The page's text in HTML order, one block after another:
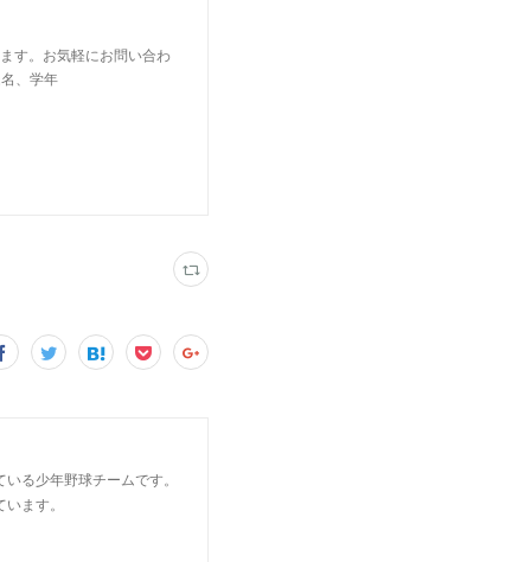
す。お気軽にお問い合わ
、学年
る少年野球チームです。
ます。